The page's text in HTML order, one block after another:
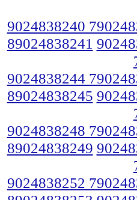
9024838240
89024838241
9024838244
89024838245
9024838248
89024838249
9024838252